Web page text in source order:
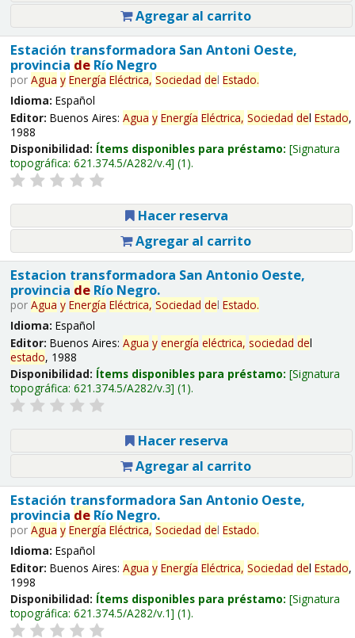
Agregar al carrito
Estación transformadora San Antoni Oeste,
provincia deRío Negro
por Agua y Energía Eléctrica, Sociedad del Estado.
Idioma: Español
Editor: Buenos Aires: Agua y Energía Eléctrica, Sociedad del Estado,
1988
Disponibilidad: Ítems disponibles para préstamo: Signatura
topográfica: 621.374.5/A282/v.4 (1).
Hacer reserva
Agregar al carrito
Estacion transformadora San Antonio Oeste,
provincia deRío Negro.
por Agua y Energía Eléctrica, Sociedad del Estado.
Idioma: Español
Editor: Buenos Aires: Agua y energía eléctrica, sociedad del
estado, 1988
Disponibilidad: Ítems disponibles para préstamo: Signatura
topográfica: 621.374.5/A282/v.3 (1).
Hacer reserva
Agregar al carrito
Estación transformadora San Antonio Oeste,
provincia deRío Negro.
por Agua y Energía Eléctrica, Sociedad del Estado.
Idioma: Español
Editor: Buenos Aires: Agua y Energía Eléctrica, Sociedad del Estado,
1998
Disponibilidad: Ítems disponibles para préstamo: Signatura
topográfica: 621.374.5/A282/v.1 (1).